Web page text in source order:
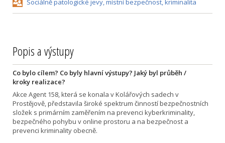
Sociálně patologické jevy, místní bezpečnost, kriminalita
Popis a výstupy
Co bylo cílem? Co byly hlavní výstupy? Jaký byl průběh /
kroky realizace?
Akce Agent 158, která se konala v Kolářových sadech v
Prostějově, představila široké spektrum činností bezpečnostních
složek s primárním zaměřením na prevenci kyberkriminality,
bezpečného pohybu v online prostoru a na bezpečnost a
prevenci kriminality obecně.